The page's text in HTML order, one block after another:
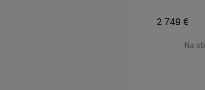
zaostrovania
živým
bodovým
2 749 €
Na